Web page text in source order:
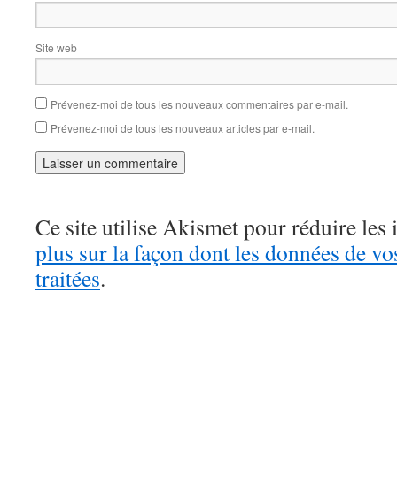
Site web
Prévenez-moi de tous les nouveaux commentaires par e-mail.
Prévenez-moi de tous les nouveaux articles par e-mail.
Ce site utilise Akismet pour réduire les
plus sur la façon dont les données de
traitées.